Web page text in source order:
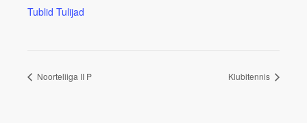
Tublid Tulijad
Noorteliiga II P Klubitennis